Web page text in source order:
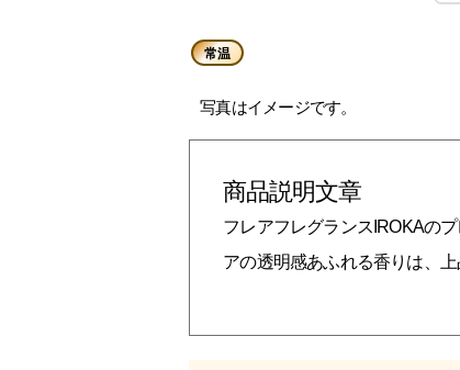
常温
写真はイメージです。
商品説明文章
フレアフレグランスIROKAの
アの透明感あふれる香りは、